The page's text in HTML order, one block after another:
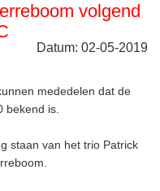
volgend
Datum: 02-05-2019
mededelen dat de
bekend is.
staan van het trio Patrick